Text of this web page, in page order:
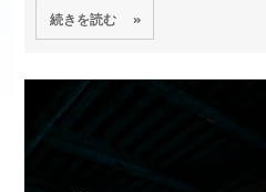
続きを読む »